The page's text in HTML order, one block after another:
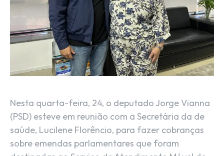
Nesta quarta-feira, 24, o deputado Jorge Vianna
(PSD) esteve em reunião com a Secretária da de
saúde, Lucilene Florêncio, para fazer cobranças
sobre emendas parlamentares que foram